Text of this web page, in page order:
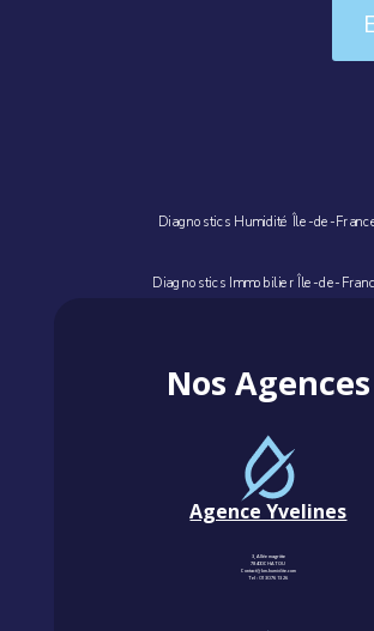
Diagnostics Humidité Île-de-
Diagnostics Immobilier Île-de-
Nos Agences
Agence Yvelines
3, Allée magritte
78400 CHATOU
Contact@km-humidite.com
Tel :01 30 76 13 26